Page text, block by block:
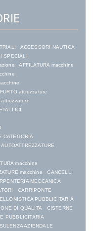
ACCESSORI NAUTICA
SPECIALI
AFFILATURA macchine
attrezzature
attrezzature
CATEGORIA
AUTOATTREZZATURE
macchine
macchine
CANCELLI
MECCANICA
CARRIPONTE
PUBBLICITARIA
DI QUALITA
CISTERNE
PUBBLICITARIA
AZIENDALE